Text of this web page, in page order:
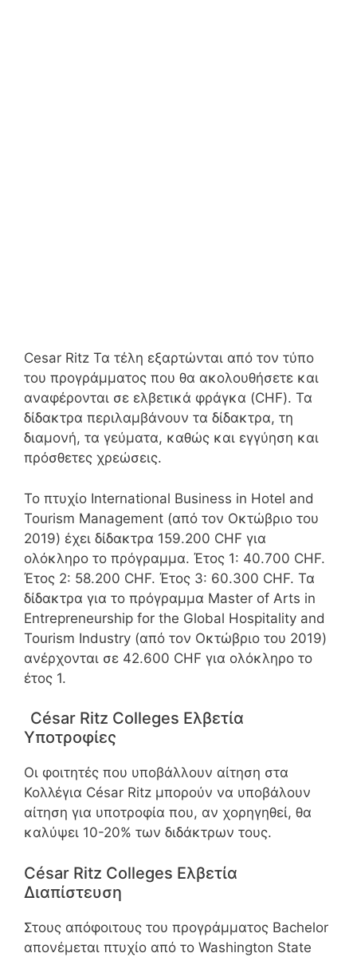
Cesar Ritz Τα τέλη εξαρτώνται από τον τύπο
του προγράμματος που θα ακολουθήσετε και
αναφέρονται σε ελβετικά φράγκα (CHF). Τα
δίδακτρα περιλαμβάνουν τα δίδακτρα, τη
διαμονή, τα γεύματα, καθώς και εγγύηση και
πρόσθετες χρεώσεις.
Το πτυχίο International Business in Hotel and
Tourism Management (από τον Οκτώβριο του
2019) έχει δίδακτρα 159.200 CHF για
ολόκληρο το πρόγραμμα. Έτος 1: 40.700 CHF.
Έτος 2: 58.200 CHF. Έτος 3: 60.300 CHF. Τα
δίδακτρα για το πρόγραμμα Master of Arts in
Entrepreneurship for the Global Hospitality and
Tourism Industry (από τον Οκτώβριο του 2019)
ανέρχονται σε 42.600 CHF για ολόκληρο το
έτος 1.
César Ritz Colleges Ελβετία
Υποτροφίες
Οι φοιτητές που υποβάλλουν αίτηση στα
Κολλέγια César Ritz μπορούν να υποβάλουν
αίτηση για υποτροφία που, αν χορηγηθεί, θα
καλύψει 10-20% των διδάκτρων τους.
César Ritz Colleges Ελβετία
Διαπίστευση
Στους απόφοιτους του προγράμματος Bachelor
απονέμεται πτυχίο από το Washington State